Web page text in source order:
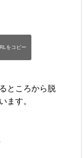
ところから脱
ます。